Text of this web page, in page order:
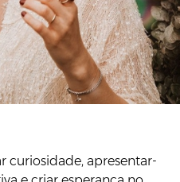
comunicação e moda circular.
curiosidade, apresentar-